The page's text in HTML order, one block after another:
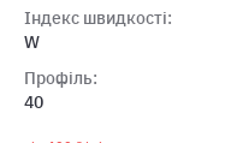
Індекс швидкості:
W
Профіль:
40